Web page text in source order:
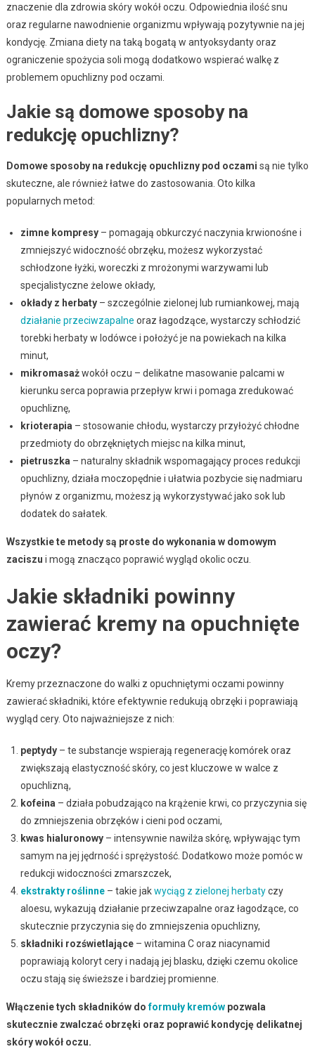
znaczenie dla zdrowia skóry wokół oczu. Odpowiednia ilość snu
oraz regularne nawodnienie organizmu wpływają pozytywnie na jej
kondycję. Zmiana diety na taką bogatą w antyoksydanty oraz
ograniczenie spożycia soli mogą dodatkowo wspierać walkę z
problemem opuchlizny pod oczami.
Jakie są domowe sposoby na
redukcję opuchlizny?
Domowe sposoby na redukcję opuchlizny pod oczami są nie tylko
skuteczne, ale również łatwe do zastosowania. Oto kilka
popularnych metod:
zimne kompresy– pomagają obkurczyć naczynia krwionośne i
zmniejszyć widoczność obrzęku, możesz wykorzystać
schłodzone łyżki, woreczki z mrożonymi warzywami lub
specjalistyczne żelowe okłady,
okłady z herbaty– szczególnie zielonej lub rumiankowej, mają
działanie przeciwzapalne oraz łagodzące, wystarczy schłodzić
torebki herbaty w lodówce i położyć je na powiekach na kilka
minut,
mikromasażwokół oczu – delikatne masowanie palcami w
kierunku serca poprawia przepływ krwi i pomaga zredukować
opuchliznę,
krioterapia – stosowanie chłodu, wystarczy przyłożyć chłodne
przedmioty do obrzękniętych miejsc na kilka minut,
pietruszka – naturalny składnik wspomagający proces redukcji
opuchlizny, działa moczopędnie i ułatwia pozbycie się nadmiaru
płynów z organizmu, możesz ją wykorzystywać jako sok lub
dodatek do sałatek.
Wszystkie te metody są proste do wykonania w domowym
zaciszu i mogą znacząco poprawić wygląd okolic oczu.
Jakie składniki powinny
zawierać kremy na opuchnięte
oczy?
Kremy przeznaczone do walki z opuchniętymi oczami powinny
zawierać składniki, które efektywnie redukują obrzęki i poprawiają
wygląd cery. Oto najważniejsze z nich:
peptydy– te substancje wspierają regenerację komórek oraz
zwiększają elastyczność skóry, co jest kluczowe w walce z
opuchlizną,
kofeina – działa pobudzająco na krążenie krwi, co przyczynia się
do zmniejszenia obrzęków i cieni pod oczami,
kwas hialuronowy– intensywnie nawilża skórę, wpływając tym
samym na jej jędrność i sprężystość. Dodatkowo może pomóc w
redukcji widoczności zmarszczek,
ekstrakty roślinne– takie jakwyciąg z zielonej herbatyczy
aloesu, wykazują działanie przeciwzapalne oraz łagodzące, co
skutecznie przyczynia się do zmniejszenia opuchlizny,
składniki rozświetlające– witamina C oraz niacynamid
poprawiają koloryt cery i nadają jej blasku, dzięki czemu okolice
oczu stają się świeższe i bardziej promienne.
Włączenie tych składników doformuły kremówpozwala
skutecznie zwalczać obrzęki oraz poprawić kondycję delikatnej
skóry wokół oczu.